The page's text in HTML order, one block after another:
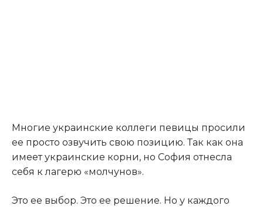
Многие украинские коллеги певицы просили
ее просто озвучить свою позицию. Так как она
имеет украинские корни, но София отнесла
себя к лагерю «молчунов».
Это ее выбор. Это ее решение. Но у каждого